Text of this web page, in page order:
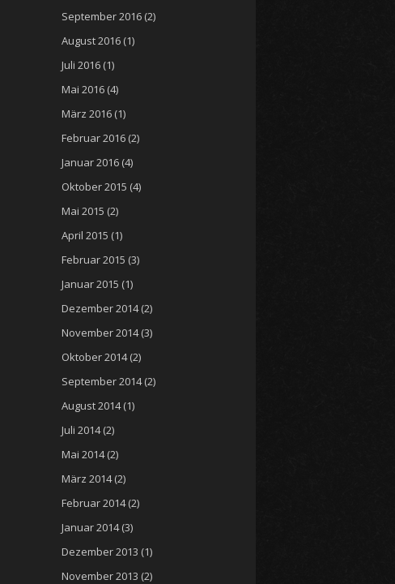
September 2016 (2)
August 2016 (1)
Juli 2016 (1)
Mai 2016 (4)
März 2016 (1)
Februar 2016 (2)
Januar 2016 (4)
Oktober 2015 (4)
Mai 2015 (2)
April 2015 (1)
Februar 2015 (3)
Januar 2015 (1)
Dezember 2014(2)
November 2014(3)
Oktober 2014(2)
September 2014(2)
August 2014(1)
Juli 2014(2)
Mai 2014(2)
März 2014(2)
Februar 2014(2)
Januar 2014(3)
Dezember 2013 (1)
November 2013 (2)